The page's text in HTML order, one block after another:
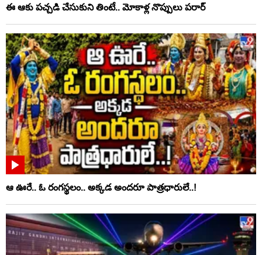
ఈ ఆకు పచ్చడి చేసుకుని తింటే.. మోకాళ్ల నొప్పులు పరార్‌
ఆ ఊరే.. ఓ రంగస్థలం.. అక్కడ అందరూ పాత్రధారులే..!